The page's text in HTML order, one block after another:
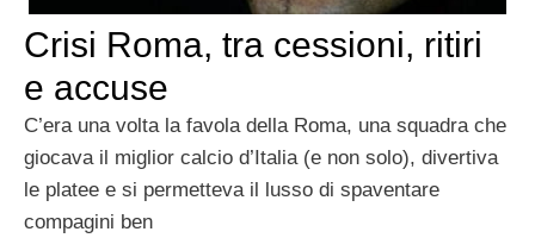
Crisi Roma, tra cessioni, ritiri
e accuse
C’era una volta la favola della Roma, una squadra che
giocava il miglior calcio d’Italia (e non solo), divertiva
le platee e si permetteva il lusso di spaventare
compagini ben